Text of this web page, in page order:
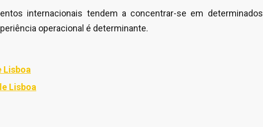
internacionais tendem a concentrar-se em determinados
operacional é determinante.
Lisboa
Lisboa